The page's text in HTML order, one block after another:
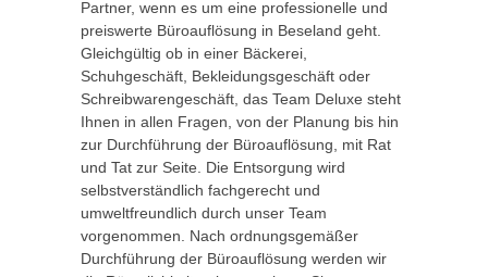
Partner, wenn es um eine professionelle und
preiswerte Büroauflösung in Beseland geht.
Gleichgültig ob in einer Bäckerei,
Schuhgeschäft, Bekleidungsgeschäft oder
Schreibwarengeschäft, das Team Deluxe steht
Ihnen in allen Fragen, von der Planung bis hin
zur Durchführung der Büroauflösung, mit Rat
und Tat zur Seite. Die Entsorgung wird
selbstverständlich fachgerecht und
umweltfreundlich durch unser Team
vorgenommen. Nach ordnungsgemäßer
Durchführung der Büroauflösung werden wir